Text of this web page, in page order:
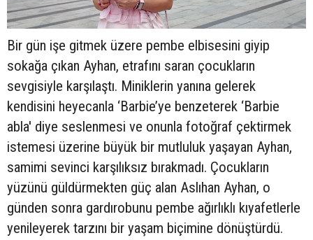
Bir gün işe gitmek üzere pembe elbisesini giyip
sokağa çıkan Ayhan, etrafını saran çocukların
sevgisiyle karşılaştı. Miniklerin yanına gelerek
kendisini heyecanla ‘Barbie’ye benzeterek ‘Barbie
abla' diye seslenmesi ve onunla fotoğraf çektirmek
istemesi üzerine büyük bir mutluluk yaşayan Ayhan,
samimi sevinci karşılıksız bırakmadı. Çocukların
yüzünü güldürmekten güç alan Aslıhan Ayhan, o
günden sonra gardırobunu pembe ağırlıklı kıyafetlerle
yenileyerek tarzını bir yaşam biçimine dönüştürdü.